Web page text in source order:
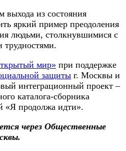
из состояния
яркий пример преодоления
людьми, столкнувшимися с
мир» при поддержке
защиты г. Москвы и
интеграционный проект –
каталога-сборника
«Я продолжа идти».
через Общественные